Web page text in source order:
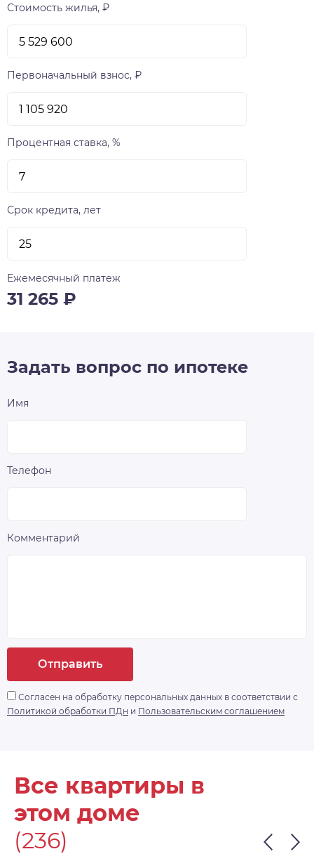
Стоимость жилья, ₽
Первоначальный взнос, ₽
Процентная ставка, %
Срок кредита, лет
Ежемесячный платеж
31 265 ₽
Задать вопрос по ипотеке
Имя
Телефон
Комментарий
Отправить
Согласен на обработку персональных данных в соответствии с
Политикой обработки ПДн и Пользовательским соглашением
Все квартиры в
этом доме
(236)